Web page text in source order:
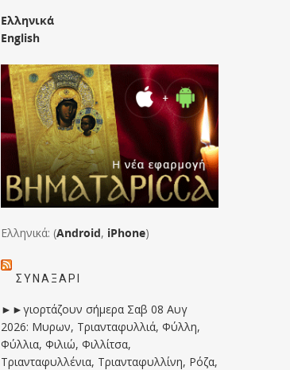
Ελληνικά
English
Ελληνικά: (Android, iPhone)
ΣΥΝΑΞΆΡΙ
►►γιορτάζουν σήμερα Σαβ 08 Αυγ
2026: Μυρων, Τριανταφυλλιά, Φύλλη,
Φύλλια, Φιλιώ, Φιλλίτσα,
Τριανταφυλλένια, Τριανταφυλλίνη, Ρόζα,